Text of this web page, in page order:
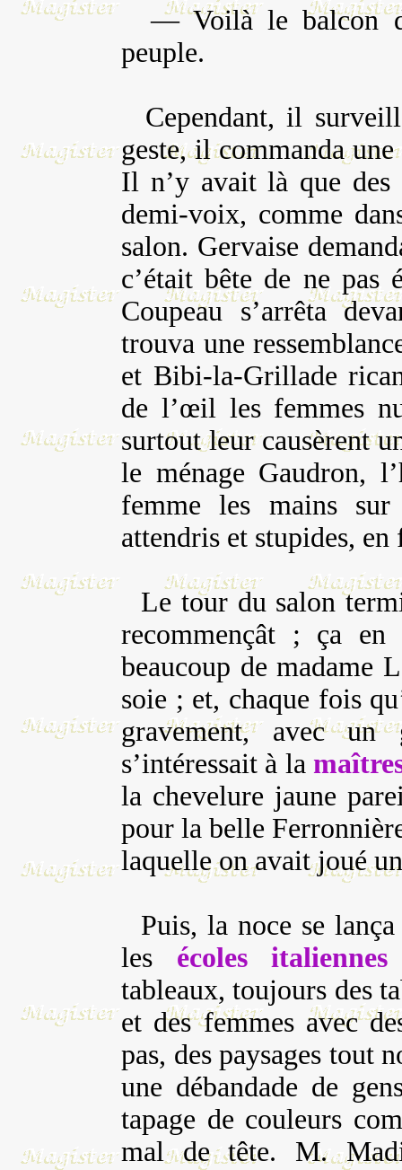
— Voilà le balcon
peuple.
Cependant, il
geste, il commanda
Il n’y avait là que
demi-voix, comme
salon. Gervaise
c’était bête de ne pas
Coupeau s’arrêta
trouva une
et Bibi-la-Grillade
de l’œil les femmes
surtout leur causèrent
le ménage Gaudron,
femme les mains sur
attendris et stupides,
Le tour du salon
recommençât ; ça
beaucoup de madame
soie ; et, chaque fois
gravement, avec un
s’intéressait à la
la chevelure jaune
pour la belle
laquelle on avait joué
Puis, la noce se
les écoles
tableaux, toujours des
et des femmes avec
pas, des paysages tout
une débandade de
tapage de couleurs
mal de tête. M.